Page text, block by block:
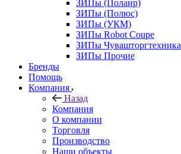
ЗИПы (Полаир)
ЗИПы (Полюс)
ЗИПы (УКМ)
ЗИПы Robot Coupe
ЗИПы Чувашторгтехника
ЗИПы Прочие
Бренды
Помощь
Компания
Назад
Компания
О компании
Торговля
Производство
Наши объекты